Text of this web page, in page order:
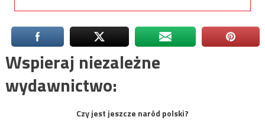
Wspieraj niezależne
wydawnictwo:
Czy jest jeszcze naród polski?